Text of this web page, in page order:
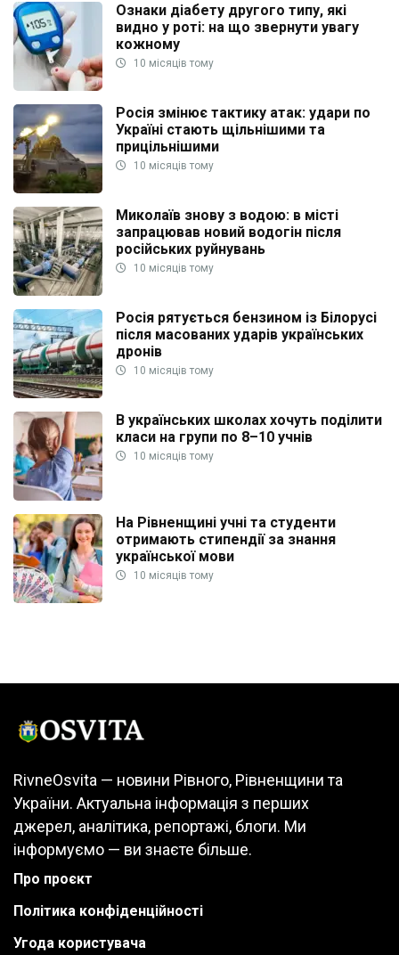
Ознаки діабету другого типу, які
видно у роті: на що звернути увагу
кожному
10 місяців тому
Росія змінює тактику атак: удари по
Україні стають щільнішими та
прицільнішими
10 місяців тому
Миколаїв знову з водою: в місті
запрацював новий водогін після
російських руйнувань
10 місяців тому
Росія рятується бензином із Білорусі
після масованих ударів українських
дронів
10 місяців тому
В українських школах хочуть поділити
класи на групи по 8–10 учнів
10 місяців тому
На Рівненщині учні та студенти
отримають стипендії за знання
української мови
10 місяців тому
RivneOsvita — новини Рівного, Рівненщини та
України. Актуальна інформація з перших
джерел, аналітика, репортажі, блоги. Ми
інформуємо — ви знаєте більше.
Про проєкт
Політика конфіденційності
Угода користувача